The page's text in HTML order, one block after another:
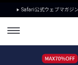
Safari公式ウェブマガジン